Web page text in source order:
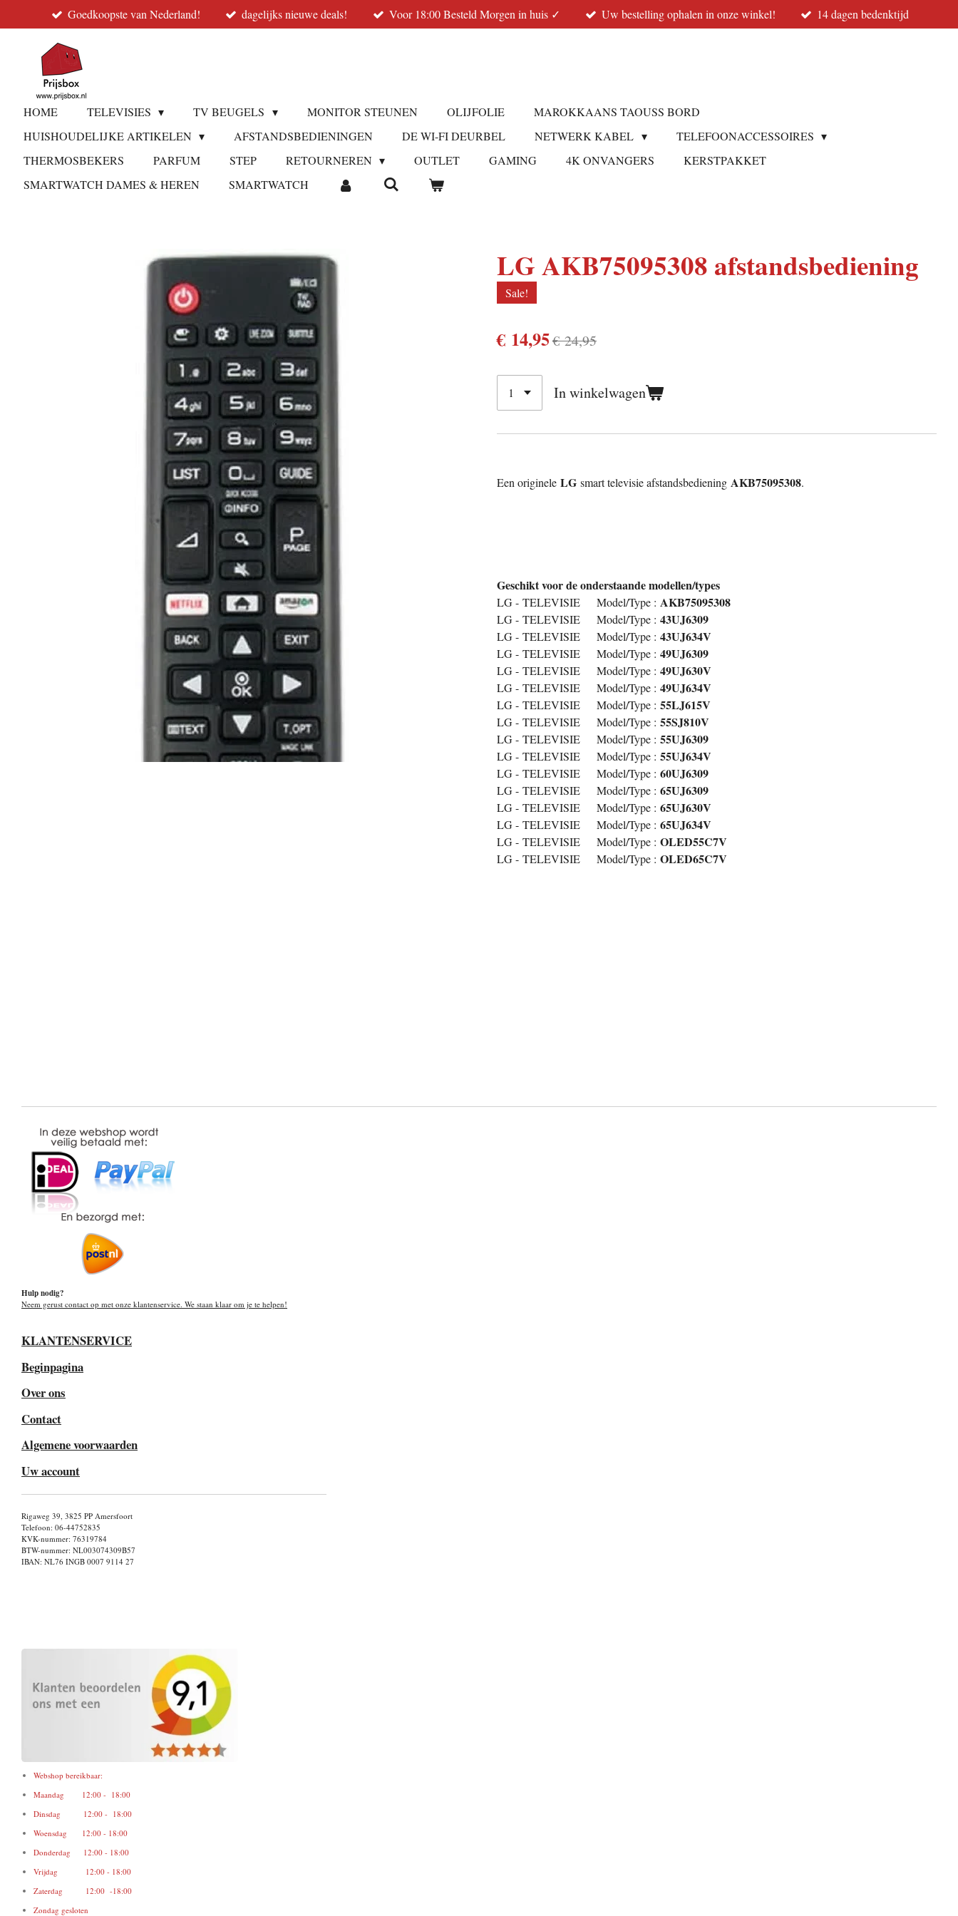
direct
hoofdinhoud
Goedkoopste van Nederland! dagelijks nieuwe deals! Voor 18:00 Besteld Morgen in huis ✓ Uw bestelling ophalen in onze winkel! 14 dagen bedenktijd
HOME TELEVISIES TV BEUGELS MONITOR STEUNEN OLIJFOLIE
MAROKKAANS TAOUSS BORD
HUISHOUDELIJKE ARTIKELEN
AFSTANDSBEDIENINGEN DE WI-FI DEURBEL NETWERK KABEL
TELEFOONACCESSOIRES
THERMOSBEKERS
PARFUM STEP RETOURNEREN OUTLET GAMING 4K ONVANGERS
KERSTPAKKET
SMARTWATCH DAMES & HEREN
SMARTWATCH
LG AKB75095308 afstandsbediening
Sale!
€ 14,95€ 24,95
In winkelwagen
Een originele LG smart televisie afstandsbediening AKB75095308.
Geschikt voor de onderstaande modellen/types
LG - TELEVISIE Model/Type : AKB75095308
LG - TELEVISIE Model/Type : 43UJ6309
LG - TELEVISIE Model/Type : 43UJ634V
LG - TELEVISIE Model/Type : 49UJ6309
LG - TELEVISIE Model/Type : 49UJ630V
LG - TELEVISIE Model/Type : 49UJ634V
LG - TELEVISIE Model/Type : 55LJ615V
LG - TELEVISIE Model/Type : 55SJ810V
LG - TELEVISIE Model/Type : 55UJ6309
LG - TELEVISIE Model/Type : 55UJ634V
LG - TELEVISIE Model/Type : 60UJ6309
LG - TELEVISIE Model/Type : 65UJ6309
LG - TELEVISIE Model/Type : 65UJ630V
LG - TELEVISIE Model/Type : 65UJ634V
LG - TELEVISIE Model/Type : OLED55C7V
LG - TELEVISIE Model/Type : OLED65C7V
Hulp nodig?
Neem gerust contact op met onze klantenservice. We staan klaar om je te helpen!
KLANTENSERVICE
Beginpagina
Over ons
Contact
Algemene voorwaarden
Uw account
Rigaweg 39, 3825 PP Amersfoort
Telefoon: 06-44752835
KVK-nummer: 76319784
BTW-nummer: NL003074309B57
IBAN: NL76 INGB 0007 9114 27
Webshop bereikbaar:
Maandag 12:00 - 18:00
Dinsdag 12:00 - 18:00
Woensdag 12:00 - 18:00
Donderdag 12:00 - 18:00
Vrijdag 12:00 - 18:00
Zaterdag 12:00 -18:00
Zondag gesloten